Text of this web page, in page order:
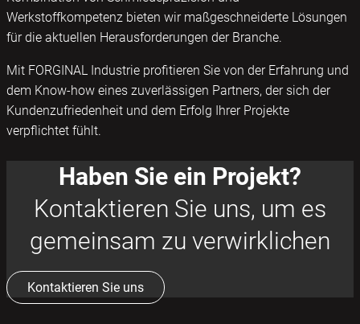
Werkstoffkompetenz bieten wir maßgeschneiderte Lösungen
für die aktuellen Herausforderungen der Branche.
Mit FORGINAL Industrie profitieren Sie von der Erfahrung und
dem Know-how eines zuverlässigen Partners, der sich der
Kundenzufriedenheit und dem Erfolg Ihrer Projekte
verpflichtet fühlt.
Haben Sie ein Projekt?
Kontaktieren Sie uns, um es
gemeinsam zu verwirklichen
Kontaktieren Sie uns